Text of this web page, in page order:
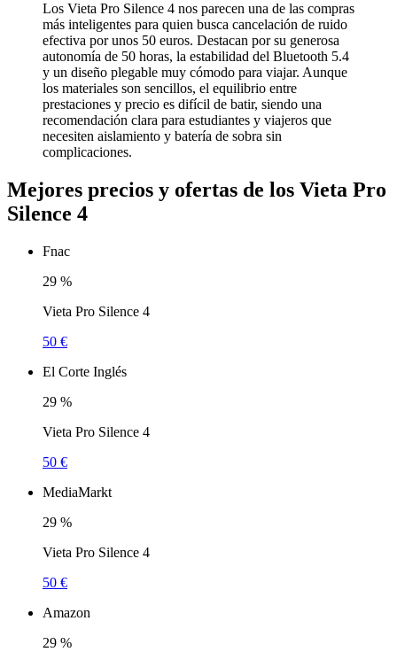
Los Vieta Pro Silence 4 nos parecen una de las compras
más inteligentes para quien busca cancelación de ruido
efectiva por unos 50 euros. Destacan por su generosa
autonomía de 50 horas, la estabilidad del Bluetooth 5.4
y un diseño plegable muy cómodo para viajar. Aunque
los materiales son sencillos, el equilibrio entre
prestaciones y precio es difícil de batir, siendo una
recomendación clara para estudiantes y viajeros que
necesiten aislamiento y batería de sobra sin
complicaciones.
Mejores precios y ofertas de los Vieta Pro
Silence 4
Fnac
29 %
Vieta Pro Silence 4
50 €
El Corte Inglés
29 %
Vieta Pro Silence 4
50 €
MediaMarkt
29 %
Vieta Pro Silence 4
50 €
Amazon
29 %